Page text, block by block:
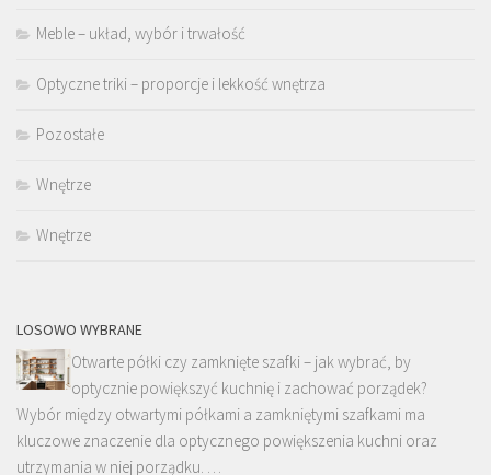
Meble – układ, wybór i trwałość
Optyczne triki – proporcje i lekkość wnętrza
Pozostałe
Wnętrze
Wnętrze
LOSOWO WYBRANE
Otwarte półki czy zamknięte szafki – jak wybrać, by
optycznie powiększyć kuchnię i zachować porządek?
Wybór między otwartymi półkami a zamkniętymi szafkami ma
kluczowe znaczenie dla optycznego powiększenia kuchni oraz
utrzymania w niej porządku. …